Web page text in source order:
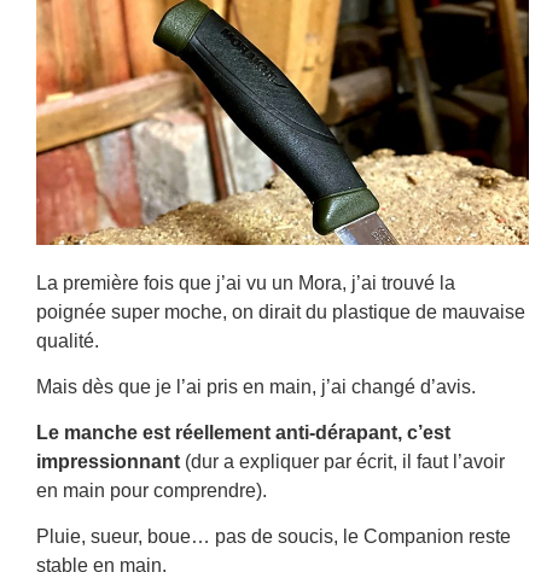
La première fois que j’ai vu un Mora, j’ai trouvé la
poignée super moche, on dirait du plastique de mauvaise
qualité.
Mais dès que je l’ai pris en main, j’ai changé d’avis.
Le manche est réellement anti-dérapant, c’est
impressionnant (dur a expliquer par écrit, il faut l’avoir
en main pour comprendre).
Pluie, sueur, boue… pas de soucis, le Companion reste
stable en main.